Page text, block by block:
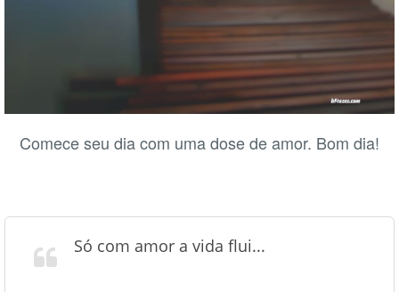
Comece seu dia com uma dose de amor. Bom dia!
Só com amor a vida flui...